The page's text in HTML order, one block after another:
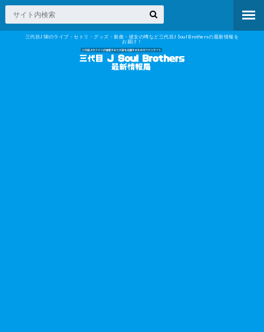
三代目JSBのライブ・セトリ・グッズ・新曲・彼女の噂など三代目J Soul Brothersの最新情報を
お届け！